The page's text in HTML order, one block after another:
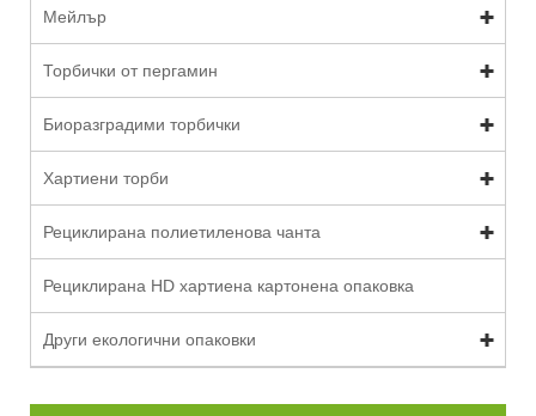
Мейлър
Торбички от пергамин
Биоразградими торбички
Хартиени торби
Рециклирана полиетиленова чанта
Рециклирана HD хартиена картонена опаковка
Други екологични опаковки